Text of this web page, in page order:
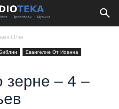
Олег
Евангелие От Иоанна
зерне – 4 –